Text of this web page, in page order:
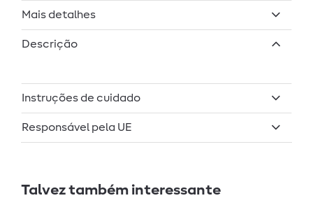
Mais detalhes
Descrição
Instruções de cuidado
Responsável pela UE
Talvez também interessante